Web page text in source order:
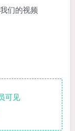
们的视频
可见